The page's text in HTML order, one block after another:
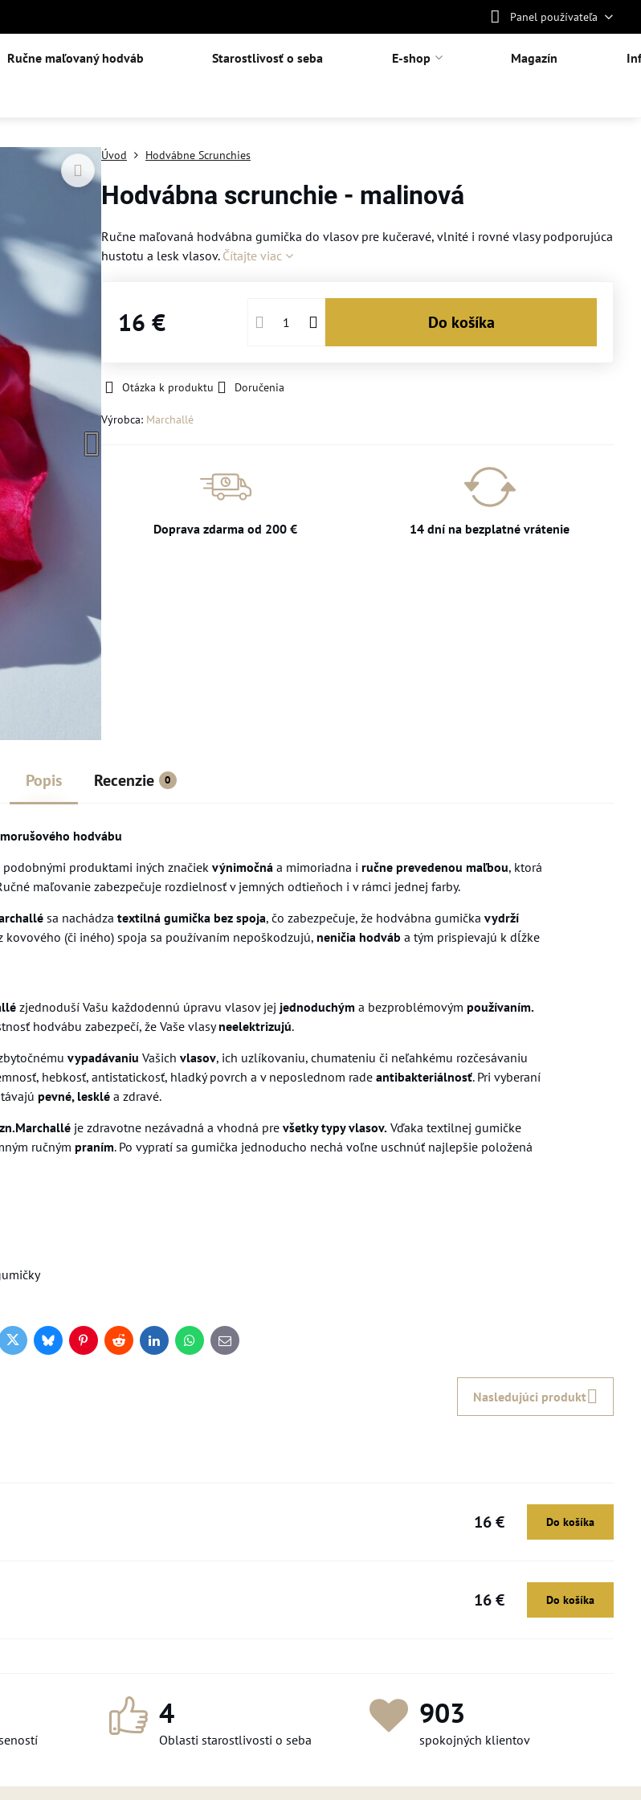
Panel používateľa
Ručne maľovaný hodváb Starostlivosť o seba E-shop Magazín
Úvod Hodvábne Scrunchies
Hodvábna scrunchie - malinová
Ručne maľovaná hodvábna gumička do vlasov pre kučeravé, vlnité i rovné vlasy podporujúca
hustotu a lesk vlasov. Čítajte viac
16 € Do košíka
Otázka k produktu Doručenia
Výrobca: Marchallé
Doprava zdarma od 200 € 14 dní na bezplatné vrátenie
Popis Recenzie 0
hodvábu
produktami iných značiek výnimočná a mimoriadna i ručne prevedenou maľbou, ktorá
maľovanie zabezpečuje rozdielnosť v jemných odtieňoch i v rámci jednej farby.
sa nachádza textilná gumička bez spoja, čo zabezpečuje, že hodvábna gumička vydrží
kovového (či iného) spoja sa používaním nepoškodzujú, neničia hodváb a tým prispievajú k dĺžke
zjednoduší Vašu každodennú úpravu vlasov jej jednoduchým a bezproblémovým používaním.
hodvábu zabezpečí, že Vaše vlasyneelektrizujú.
vypadávaniu Vašich vlasov, ich uzlíkovaniu, chumateniu či neľahkému rozčesávaniu
hebkosť, antistatickosť, hladký povrch a v neposlednom radeantibakteriálnosť. Pri vyberaní
pevné, leskléa zdravé.
zn.Marchalléje zdravotne nezávadná a vhodná pre všetky typy vlasov.Vďaka textilnej gumičke
ručným praním. Po vypratí sa gumička jednoducho nechá voľne uschnúť najlepšie položená
TwitterBlueskyPinterestRedditLinkedInWhatsApp
E-
mail
Nasledujúci produkt
16 € Do košíka
16 € Do košíka
4
Oblasti starostlivosti o seba
1 211
spokojných klientov